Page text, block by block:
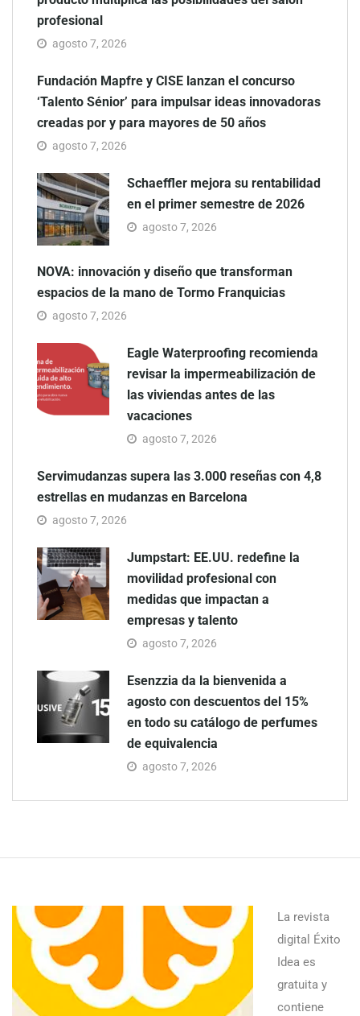
profesional
agosto 7, 2026
Fundación Mapfre y CISE lanzan el concurso
‘Talento Sénior’ para impulsar ideas innovadoras
creadas por y para mayores de 50 años
agosto 7, 2026
Schaeffler mejora su rentabilidad
en el primer semestre de 2026
agosto 7, 2026
NOVA: innovación y diseño que transforman
espacios de la mano de Tormo Franquicias
agosto 7, 2026
Eagle Waterproofing recomienda
revisar la impermeabilización de
las viviendas antes de las
vacaciones
agosto 7, 2026
Servimudanzas supera las 3.000 reseñas con 4,8
estrellas en mudanzas en Barcelona
agosto 7, 2026
Jumpstart: EE.UU. redefine la
movilidad profesional con
medidas que impactan a
empresas y talento
agosto 7, 2026
Esenzzia da la bienvenida a
agosto con descuentos del 15%
en todo su catálogo de perfumes
de equivalencia
agosto 7, 2026
La revista
digital Éxito
Idea es
gratuita y
contiene